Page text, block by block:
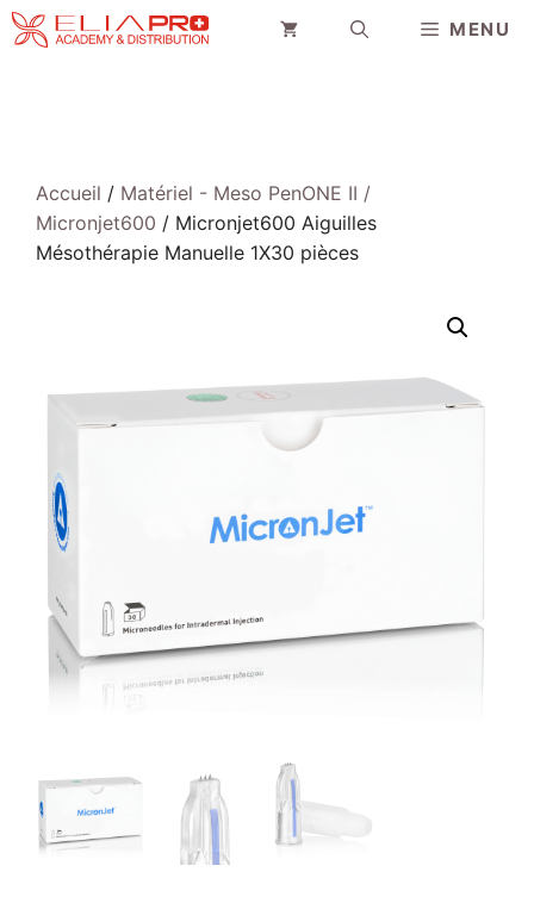
Aller
au
MENU
Accueil / Matériel - Meso PenONE II /
Micronjet600 / Micronjet600 Aiguilles
Mésothérapie Manuelle 1X30 pièces